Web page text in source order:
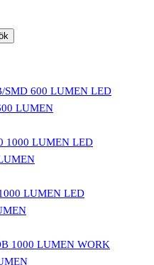
LED
LUMEN
LED
LED
WORK